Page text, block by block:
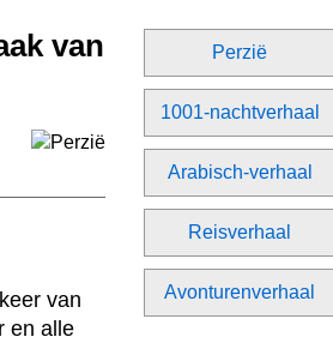
Perzië
1001-nachtverhaal
Arabisch-verhaal
Reisverhaal
Avonturenverhaal
van
van
en alle